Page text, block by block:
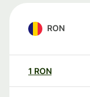
RON
1 RON